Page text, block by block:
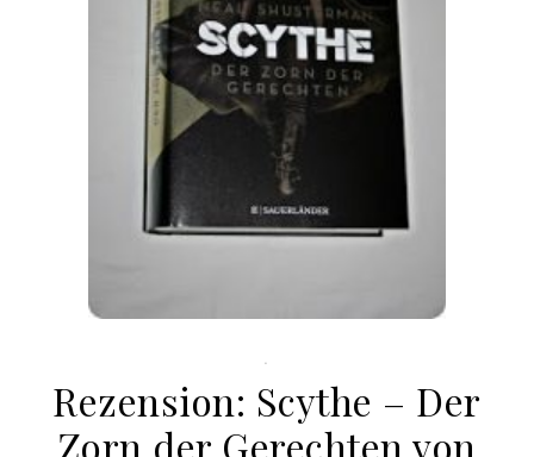
.
Rezension: Scythe – Der
Zorn der Gerechten von